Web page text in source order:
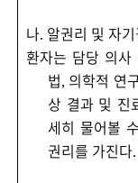
나. 알권리 및 자
환자는 담당 의사
법, 의학적 연
상 결과 및 진
세히 물어볼
권리를 가진다.